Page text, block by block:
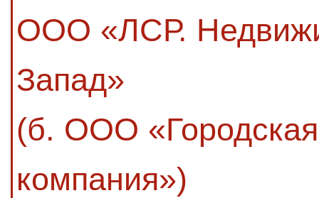
ООО «ЛСР.
Запад»
(б. ООО
компания»)